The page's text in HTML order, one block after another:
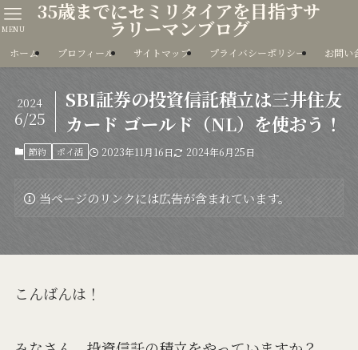
35歳までにセミリタイアを目指すサ
ラリーマンブログ
MENU
ホーム プロフィール サイトマップ プライバシーポリシー お問い
SBI証券の投資信託積立は三井住友
カード ゴールド（NL）を使おう！
2024
6/25
節約 ポイ活 2023年11月16日 2024年6月25日
当ページのリンクには広告が含まれています。
こんばんは！